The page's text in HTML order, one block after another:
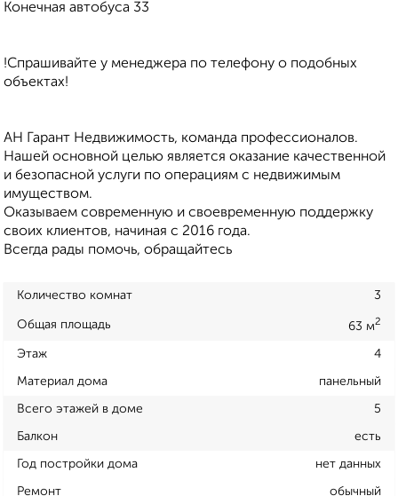
Конечная автобуса 33
!Спрашивайте у менеджера по телефону о подобных
объектах!
АН Гарант Недвижимость, команда профессионалов.
Нашей основной целью является оказание качественной
и безопасной услуги по операциям с недвижимым
имуществом.
Оказываем современную и своевременную поддержку
своих клиентов, начиная с 2016 года.
Всегда рады помочь, обращайтесь
Количество комнат 3
Общая площадь 63 м2
Этаж 4
Материал дома панельный
Всего этажей в доме 5
Балкон есть
Год постройки дома нет данных
Ремонт обычный